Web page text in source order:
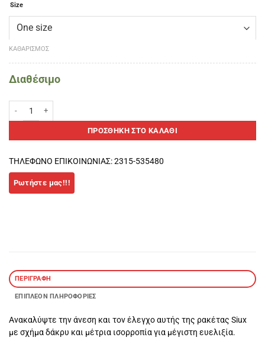
Size
ΚΑΘΑΡΙΣΜΌΣ
Διαθέσιμο
ΠΡΟΣΘΉΚΗ ΣΤΟ ΚΑΛΆΘΙ
ΤΗΛΕΦΩΝΟ ΕΠΙΚΟΙΝΩΝΙΑΣ: 2315-535480
ΠΕΡΙΓΡΑΦΉ
ΕΠΙΠΛΈΟΝ ΠΛΗΡΟΦΟΡΊΕΣ
Ανακαλύψτε την άνεση και τον έλεγχο αυτής της ρακέτας Siux
με σχήμα δάκρυ και μέτρια ισορροπία για μέγιστη ευελιξία.